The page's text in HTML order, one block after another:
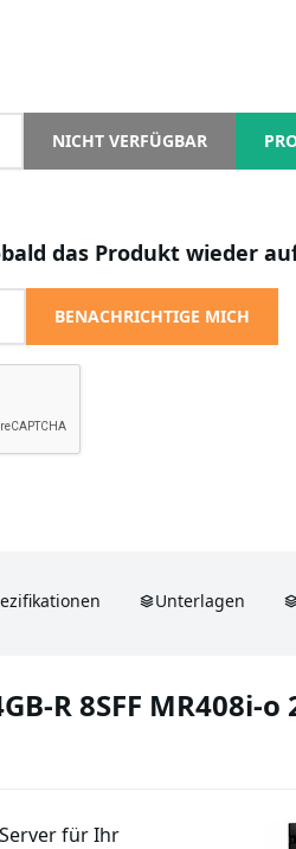
NICHT VERFÜGBAR
das Produkt wieder
BENACHRICHTIGE MICH
Unterlagen
R 8SFF MR408i-
für Ihr